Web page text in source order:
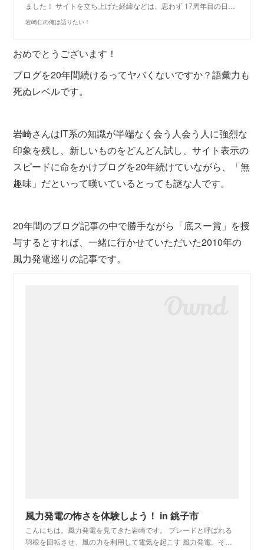
ました！ サイトを立ち上げた経緯などは、思わず 17周年目の日…
岩崎仁の俺は語りたい！
おめでとうございます！
ブログを20年間続けるってヤバくないですか？語彙力も
死ぬレベルです。
岩崎さんはIT系の知識が半端なく会う人会う人に強烈な
印象を残し、新しいものをどんどん試し、サイト表示の
スピードに命をかけブログを20年続けていながら、「無
趣味」だといって嘆いているとっても謎な人です。
20年間のブログ記事の中で勝手ながら「底スー賞」を授
与するとすれば、一緒に行かせていただいた2010年の
風力発電巡りの記事です。
風力発電の怖さを体験しよう！ in 銚子市
こんにちは。風力発電を見てきた岩崎です。 ブレードと呼ばれる
羽根を回転させ、風の力を利用して電気を起こす 風力発電。そ…